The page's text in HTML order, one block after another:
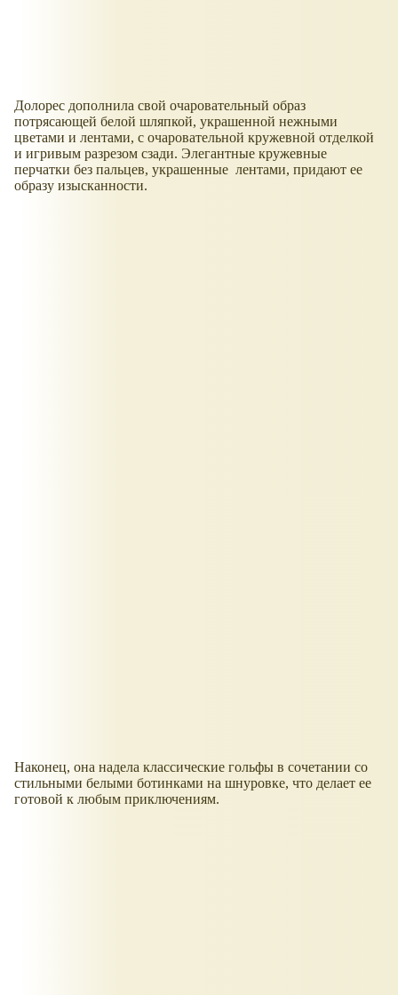
Долорес дополнила свой очаровательный образ
потрясающей белой шляпкой, украшенной нежными
цветами и лентами, с очаровательной кружевной отделкой
и игривым разрезом сзади. Элегантные кружевные
перчатки без пальцев, украшенные лентами, придают ее
образу изысканности.
Наконец, она надела классические гольфы в сочетании со
стильными белыми ботинками на шнуровке, что делает ее
готовой к любым приключениям.